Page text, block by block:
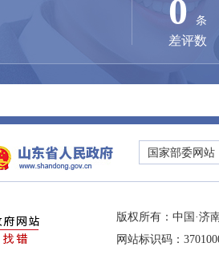
0 条
差评数
国家部委网站
版权所有：中国·济
网站标识码：